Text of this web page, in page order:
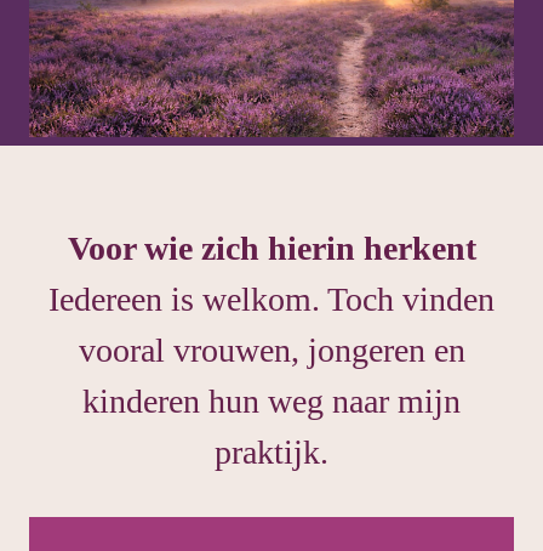
Voor wie zich hierin herkent
Iedereen is welkom. Toch vinden
vooral vrouwen, jongeren en
kinderen hun weg naar mijn
praktijk.